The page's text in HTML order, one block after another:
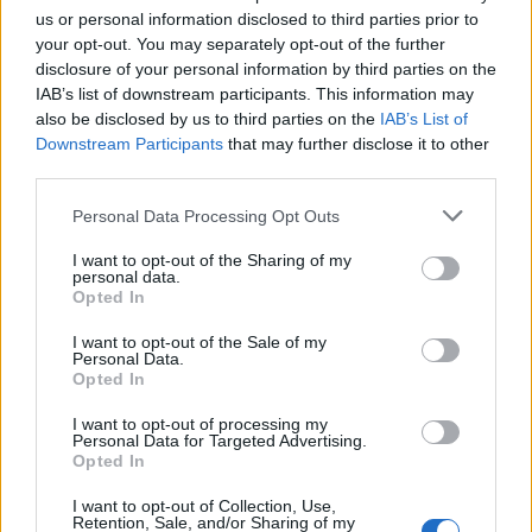
us or personal information disclosed to third parties prior to
your opt-out. You may separately opt-out of the further
disclosure of your personal information by third parties on the
IAB’s list of downstream participants. This information may
also be disclosed by us to third parties on the IAB’s List of
Downstream Participants that may further disclose it to other
Personal Data Processing Opt Outs
I want to opt-out of the Sharing of my
personal data.
Opted In
I want to opt-out of the Sale of my
Personal Data.
Opted In
I want to opt-out of processing my
Personal Data for Targeted Advertising.
Opted In
I want to opt-out of Collection, Use,
Retention, Sale, and/or Sharing of my
Egyetlen szoba sem volt berendezve, kivéve az egyiket,
amelyben egy hatalmas ágy volt, de semmi több.
A szoba sarkában dobozok voltak felhalmozva, bennük
plédeket, takarókat, párnákat találtam, egy másikban
hiszen valahol aludni csak kell. Mondjuk elkezdtem
gondolkodni azon, hogy vajon ki fog itt, és a másik hol,
mert csak egy ágyat találtam az egész házban eddig. Nos,
A lepedőt előhalászva a szokásos módszeremet
használva, felmásztam a vadi új ágyra, és elkezdtem
volt egyszerű, pláne úgy, hogy a matracon térdeltem,
dehát, ha ez a módszer, akkor ez.